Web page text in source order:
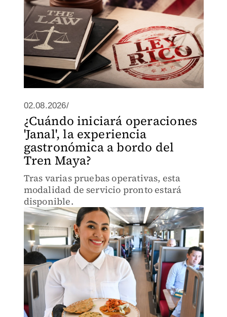
02.08.2026/
¿Cuándo iniciará operaciones
'Janal', la experiencia
gastronómica a bordo del
Tren Maya?
Tras varias pruebas operativas, esta
modalidad de servicio pronto estará
disponible.